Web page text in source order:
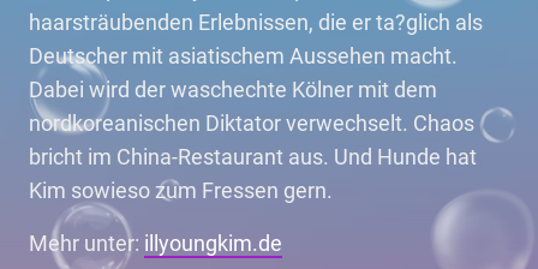
haarsträubenden Erlebnissen, die er ta?glich als
Deutscher mit asiatischem Aussehen macht.
Dabei wird der waschechte Kölner mit dem
nordkoreanischen Diktator verwechselt. Chaos
bricht im China-Restaurant aus. Und Hunde hat
Kim sowieso zum Fressen gern.
Mehr unter: illyoungkim.de